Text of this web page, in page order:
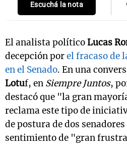
Escuchá la nota
El analista políticoLucas
decepción porel fracaso de
en el Senado. En una
Lotuf, en Siempre Juntos,
destacó que "la gran
reclama este tipo de
de postura de dos
sentimiento de "gran